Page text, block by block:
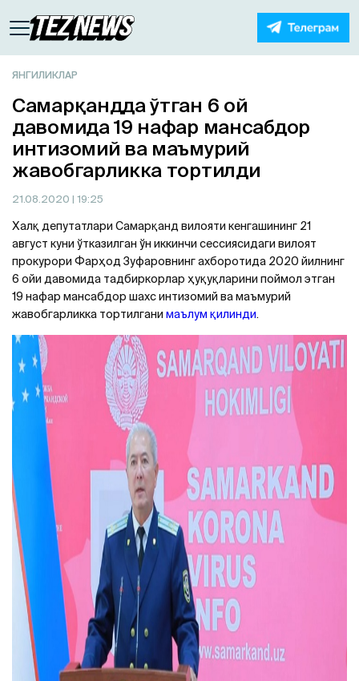
ЯНГИЛИКЛАР
Самарқандда ўтган 6 ой
давомида 19 нафар мансабдор
интизомий ва маъмурий
жавобгарликка тортилди
21.08.2020 | 19:25
Халқ депутатлари Самарқанд вилояти кенгашининг 21
август куни ўтказилган ўн иккинчи сессиясидаги вилоят
прокурори Фарҳод Зуфаровнинг ахборотида 2020 йилнинг
6 ойи давомида тадбиркорлар ҳуқуқларини поймол этган
19 нафар мансабдор шахс интизомий ва маъмурий
жавобгарликка тортилгани маълум қилинди.